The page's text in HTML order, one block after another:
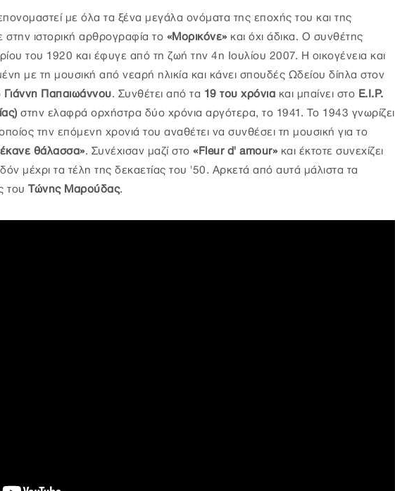
με όλα τα ξένα μεγάλα ονόματα της εποχής του και της
στην ιστορική αρθρογραφία το «Μορικόνε» και όχι άδικα. Ο συνθέτης
του 1920 και έφυγε από τη ζωή την 4η Ιουλίου 2007. Η οικογένεια και
με τη μουσική από νεαρή ηλικία και κάνει σπουδές Ωδείου δίπλα στον
Γιάννη Παπαιωάννου. Συνθέτει από τα 19 του χρόνια και μπαίνει στο Ε.Ι.Ρ.
στην ελαφρά ορχήστρα δύο χρόνια αργότερα, το 1941. Το 1943 γνωρίζει
την επόμενη χρονιά του αναθέτει να συνθέσει τη μουσική για το
θάλασσα». Συνέχισαν μαζί στο «Fleur d' amour» και έκτοτε συνεχίζει
μέχρι τα τέλη της δεκαετίας του '50. Αρκετά από αυτά μάλιστα τα
του Τώνης Μαρούδας.